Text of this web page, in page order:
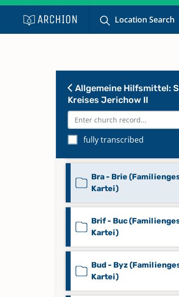
Location Search
Allgemeine Hilfsmittel:
Kreises Jerichow II
fully transcribed
Ble - Bop
Kartei)
Kartei)
Bra - Brie
Kartei)
Brif - Buc
Kartei)
Bud - Byz
Kartei)